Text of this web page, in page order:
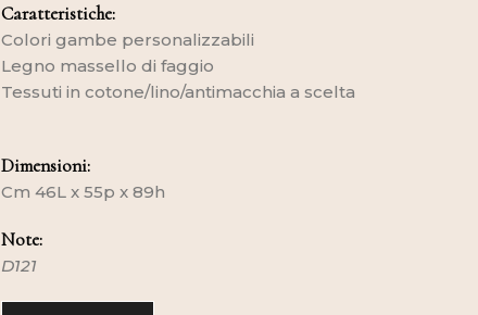
Caratteristiche:
Colori gambe personalizzabili
Legno massello di faggio
Tessuti in cotone/lino/antimacchia a scelta
Dimensioni:
Cm 46L x 55p x 89h
Note:
D121